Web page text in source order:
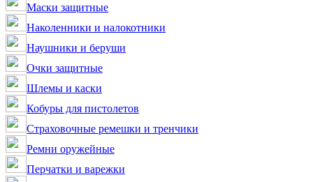
Маски защитные
Наколенники и налокотники
Наушники и беруши
Очки защитные
Шлемы и каски
Кобуры для пистолетов
Страховочные ремешки и тренчики
Ремни оружейные
Перчатки и варежки